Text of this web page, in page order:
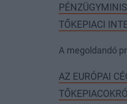
TŐKEPIACI
A megoldandó
AZ EURÓPAI